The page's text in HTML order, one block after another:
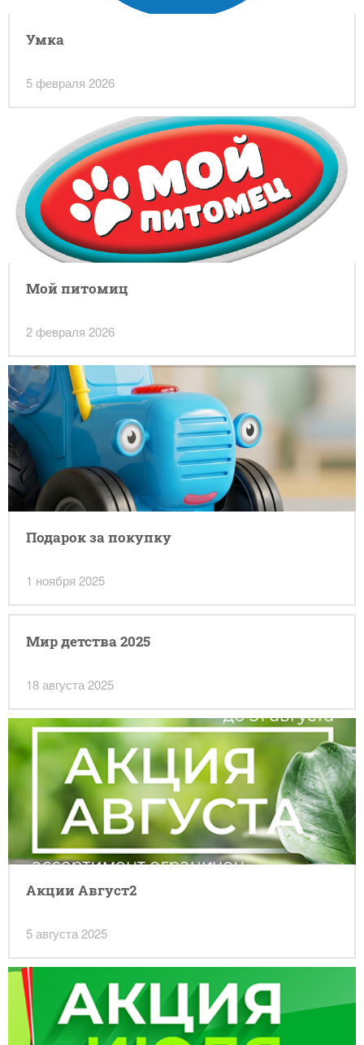
Умка
5 февраля 2026
Мой питомиц
2 февраля 2026
Подарок за покупку
1 ноября 2025
Мир детства 2025
18 августа 2025
Акции Август2
5 августа 2025